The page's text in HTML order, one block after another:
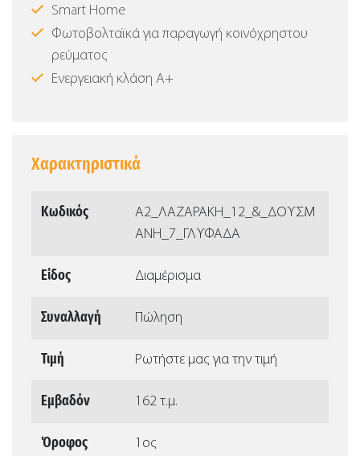
Smart Home
Φωτοβολταϊκά για παραγωγή κοινόχρηστου
ρεύματος
Ενεργειακή κλάση Α+
Χαρακτηριστικά
Κωδικός
Α2_ΛΑΖΑΡΑΚΗ_12_&_ΔΟΥΣΜ
ΑΝΗ_7_ΓΛΥΦΑΔΑ
Είδος Διαμέρισμα
Συναλλαγή Πώληση
Τιμή Ρωτήστε μας για την τιμή
Εμβαδόν 162 τ.μ.
Όροφος 1ος